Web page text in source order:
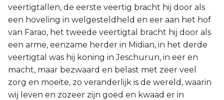
veertigtallen, de eerste veertig bracht hij door als
een hoveling in welgesteldheld en eer aan het hof
van Farao, het tweede veertigtal bracht hij door als
een arme, eenzame herder in Midian, in het derde
veertigtal was hij koning in Jeschurun, in eer en
macht, maar bezwaard en belast met zeer veel
zorg en moeite, zo veranderlijk is de wereld, waarin
wij leven en zozeer zijn goed en kwaad er in